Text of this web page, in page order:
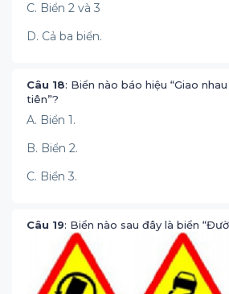
C. Biển 2 và 3
D. Cả ba biển.
Câu 18: Biển nào báo hiệu “Giao
tiên”?
A. Biển 1.
B. Biển 2.
C. Biển 3.
Câu 19: Biển nào sau đây là biển